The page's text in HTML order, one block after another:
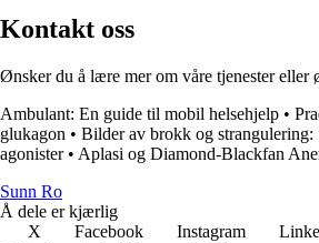
Kontakt oss
Ønsker du å lære mer om våre tjenester
Ambulant: En guide til mobil helsehjelp •
glukagon • Bilder av brokk og strangulering:
agonister• Aplasi og Diamond-Blackfan
Sunn Ro
Å dele er kjærlig
X
Facebook Instagram